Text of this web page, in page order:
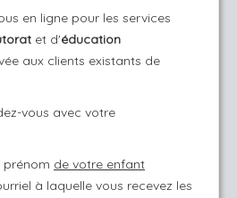
en ligne pour les services
et d'éducation
aux clients existants de
vous avec votre
prénom de votre enfant
à laquelle vous recevez les